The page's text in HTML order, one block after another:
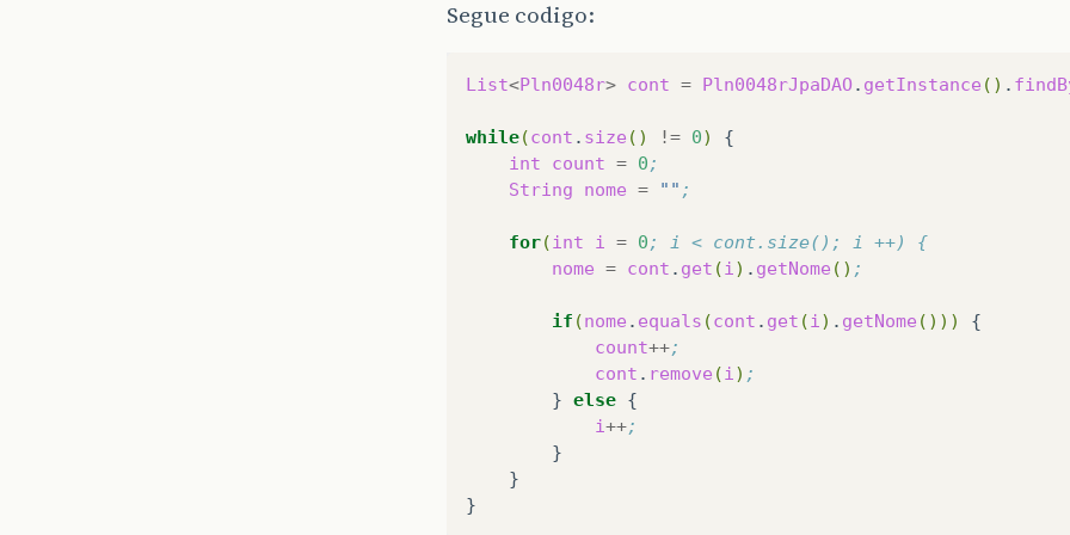
Segue codigo:
List<Pln0048r> cont = Pln0048rJpaDAO. getInstance () .
while(cont . size () != 0)
int
count = 0;
String
nome = "" ;
for( int i = 0; i < cont.size(); i ++) {
nome = cont . get ( i ) . getNome () ;
if (nome . equals (cont . get ( i ) . getNome ()))
count++;
cont . remove ( i ) ;
} else
i++;
}